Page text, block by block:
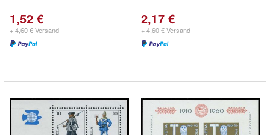
1,52 €
+ 4,60 € Versand
2,17 €
+ 4,60 € Versand